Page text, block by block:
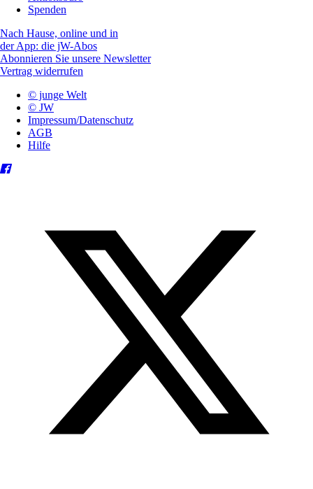
Spenden
Nach Hause, online und in
der App: die jW-Abos
Abonnieren Sie unsere Newsletter
Vertrag widerrufen
© junge Welt
© JW
Impressum/Datenschutz
AGB
Hilfe